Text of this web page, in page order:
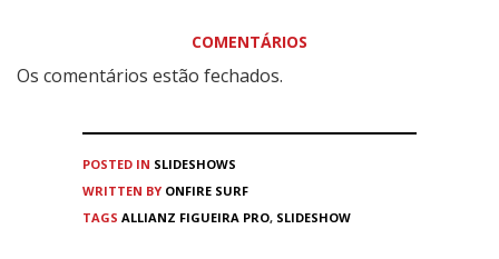
COMENTÁRIOS
Os comentários estão fechados.
POSTED IN SLIDESHOWS
WRITTEN BY ONFIRE SURF
TAGS ALLIANZ FIGUEIRA PRO, SLIDESHOW